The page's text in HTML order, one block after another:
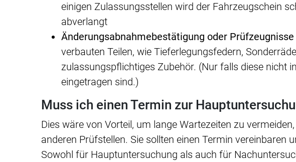
einigen Zulassungsstellen wird der Fahrzeugschein
abverlangt
Änderungsabnahmebestätigung oder Prüfzeugnisse
verbauten Teilen, wie Tieferlegungsfedern,
zulassungspflichtiges Zubehör. (Nur falls diese nicht
eingetragen sind.)
Muss ich einen Termin zur
Dies wäre von Vorteil, um lange Wartezeiten zu
anderen Prüfstellen. Sie sollten einen Termin vereinbaren
Sowohl für Hauptuntersuchung als auch für